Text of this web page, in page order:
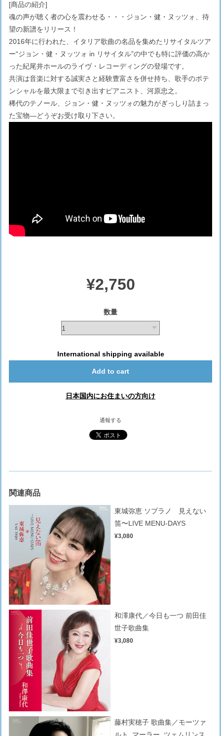
[商品の紹介]
魂の声が聴く者の心を震わせる・・・ジョン・健・ヌッツォ、待
望の新譜をリリース！
2016年に行われた、イタリア歌曲の名品を集めたリサイタルツア
ー“ジョン・健・ヌッツォ in リサイタル”の中でも特に評価の高か
った紀尾井ホールのライヴ・レコーディングの登場です。
共演は音楽に対する誠実さと経験豊富さを併せ持ち、歌手のポテ
ンシャルを最大限まで引き出すピアニスト、河原忠之。
稀代のテノール、ジョン・健・ヌッツォの魅力がぎっしり詰まっ
た宝物—どうぞお受け取り下さい。
¥2,750
数量
International shipping available
Add to cart
日本国内にお住まいの方向け
通報する
関連商品
東城弥恵 ソプラノ 見えない
笛〜LIVE MENU-DAYS
¥3,080
和澤康代／今日も一つ 前田佳
世子歌曲集
¥3,080
藤村実穂子 歌曲集／モーツァ